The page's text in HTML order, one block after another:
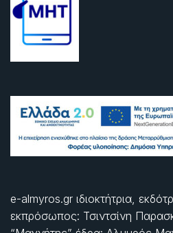
e-almyros.gr ιδιοκτήτρια,
εκπρόσωπος: Τσιντσίνη